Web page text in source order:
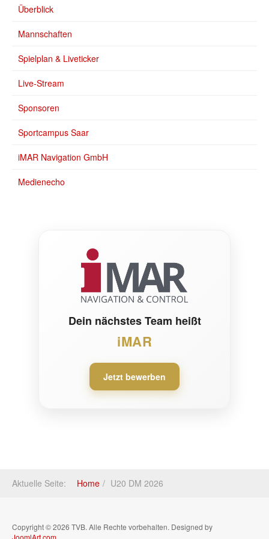
Überblick
Mannschaften
Spielplan & Liveticker
Live-Stream
Sponsoren
Sportcampus Saar
iMAR Navigation GmbH
Medienecho
Dein nächstes Team heißt
iMAR
Jetzt bewerben
Aktuelle Seite: Home U20 DM 2026
Copyright © 2026 TVB. Alle Rechte vorbehalten. Designed by
JoomlArt.com